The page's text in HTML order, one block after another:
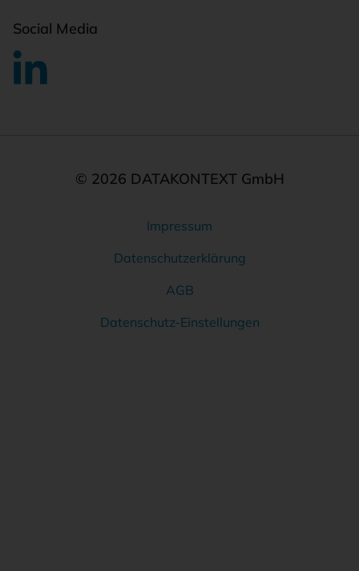
Social Media
© 2026 DATAKONTEXT GmbH
Impressum
Datenschutzerklärung
AGB
Datenschutz-Einstellungen